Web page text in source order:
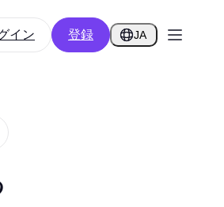
イン 登録 JA